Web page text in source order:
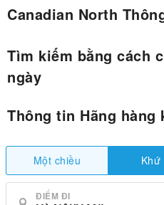
Canadian North
Tìm kiếm bằng cách
ngày
Thông tin Hãng hàng
Một chiều Khứ
ĐIỂM ĐI